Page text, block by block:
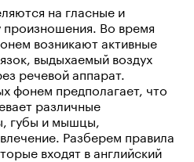
на гласные и
Во время
возникают активные
выдыхаемый воздух
речевой аппарат.
фонем предполагает, что
различные
губы и мышцы,
Разберем правила
входят в английский